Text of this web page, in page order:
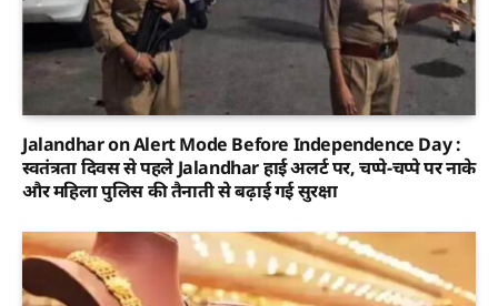
Jalandhar on Alert Mode Before Independence Day :
स्वतंत्रता दिवस से पहले Jalandhar हाई अलर्ट पर, चप्पे-चप्पे पर नाके
और महिला पुलिस की तैनाती से बढ़ाई गई सुरक्षा